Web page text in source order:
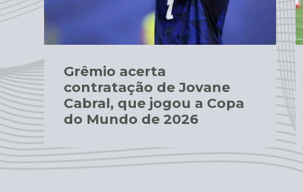
Grêmio acerta
contratação de Jovane
Cabral, que jogou a Copa
do Mundo de 2026